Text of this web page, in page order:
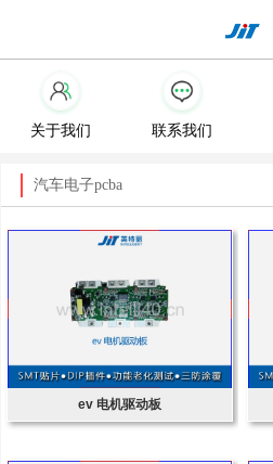
关于我们 联系我们
汽车电子pcba
ev 电机驱动板